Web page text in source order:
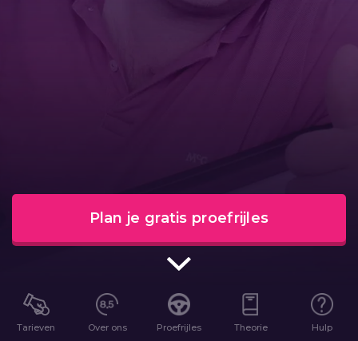
Plan je gratis proefrijles
Tarieven Over ons Proefrijles Theorie Hulp